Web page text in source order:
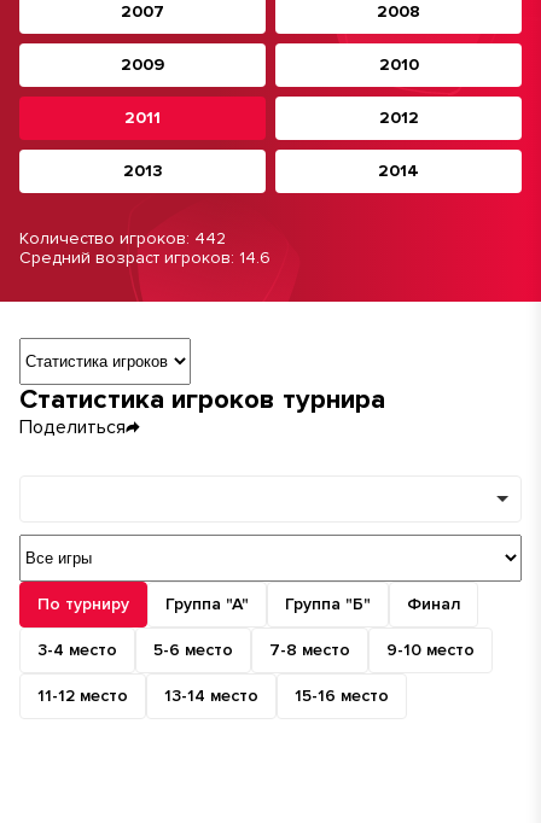
2007 2008
2009 2010
2011 2012
2013 2014
Количество игроков: 442
Средний возраст игроков: 14.6
Навигация по разделам турнира
Статистика игроков турнира
Поделиться
По турниру Группа "А" Группа "Б" Финал
3-4 место 5-6 место 7-8 место 9-10 место
11-12 место 13-14 место 15-16 место